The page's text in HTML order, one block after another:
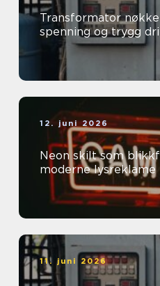
Transformator nøkkelen til riktig
spenning og trygg
12. juni 2026
Neon skilt som
moderne lysreklame
11. juni 2026